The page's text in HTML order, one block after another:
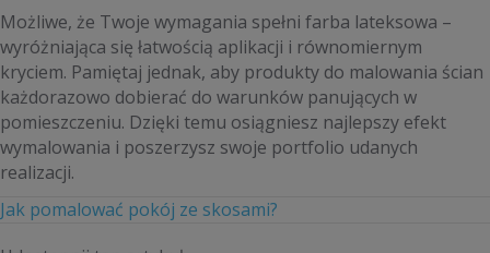
Możliwe, że Twoje wymagania spełni farba lateksowa –
wyróżniająca się łatwością aplikacji i równomiernym
kryciem. Pamiętaj jednak, aby produkty do malowania ścian
każdorazowo dobierać do warunków panujących w
pomieszczeniu. Dzięki temu osiągniesz najlepszy efekt
wymalowania i poszerzysz swoje portfolio udanych
realizacji.
Jak pomalować pokój ze skosami?